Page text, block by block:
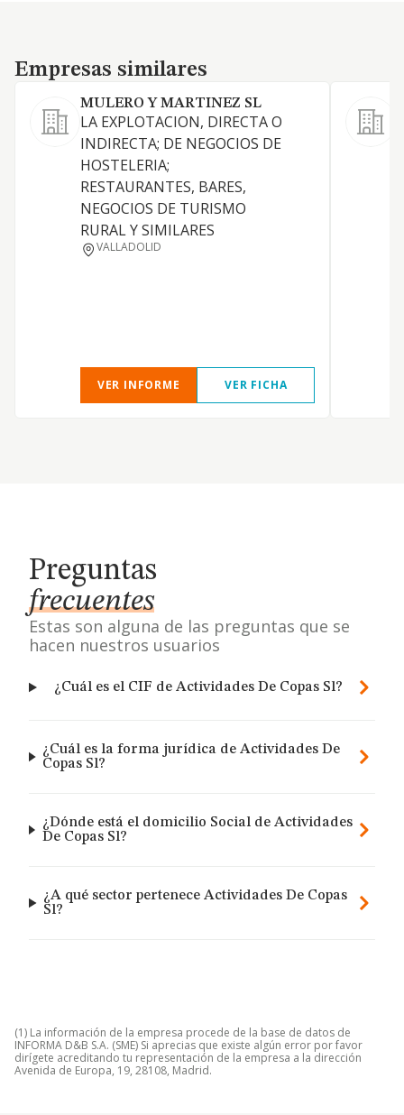
Empresas similares
Empresas similares
MULERO Y MARTINEZ SL
LA EXPLOTACION, DIRECTA O
INDIRECTA; DE NEGOCIOS DE
HOSTELERIA;
RESTAURANTES, BARES,
NEGOCIOS DE TURISMO
RURAL Y SIMILARES
VALLADOLID
VER INFORME VER FICHA
Preguntas
frecuentes
Estas son alguna de las preguntas que se
hacen nuestros usuarios
¿Cuál es el CIF de Actividades De Copas Sl?
¿Cuál es la forma jurídica de Actividades De
Copas Sl?
¿Dónde está el domicilio Social de Actividades
De Copas Sl?
¿A qué sector pertenece Actividades De Copas
Sl?
(1) La información de la empresa procede de la base de datos de
INFORMA D&B S.A. (SME) Si aprecias que existe algún error por favor
dirígete acreditando tu representación de la empresa a la dirección
Avenida de Europa, 19, 28108, Madrid.